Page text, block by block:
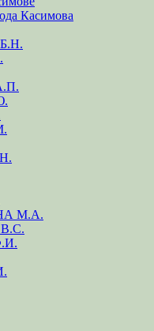
Касимова
М.А.